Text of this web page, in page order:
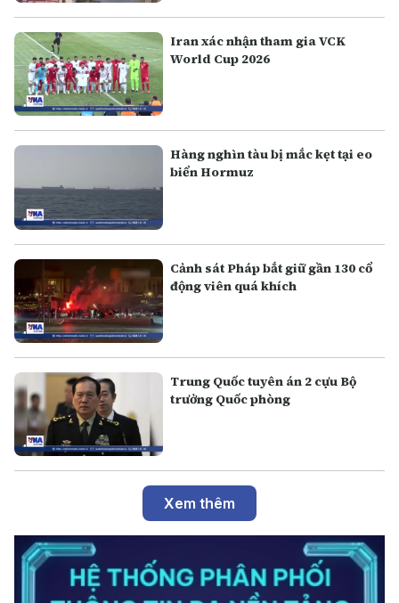
Iran xác nhận tham gia VCK
World Cup 2026
Hàng nghìn tàu bị mắc kẹt tại eo
biển Hormuz
Cảnh sát Pháp bắt giữ gần 130 cổ
động viên quá khích
Trung Quốc tuyên án 2 cựu Bộ
trưởng Quốc phòng
Xem thêm